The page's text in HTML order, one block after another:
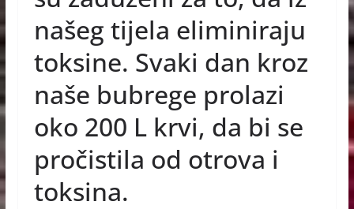
našeg tijela eliminiraju
toksine. Svaki dan kroz
naše bubrege prolazi
oko 200 L krvi, da bi se
pročistila od otrova i
toksina.